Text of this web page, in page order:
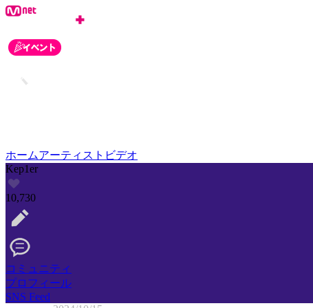
ホームアーティスト ビデオ
Kep1er
10,730
コミュニティ
プロフィール
SNS Feed